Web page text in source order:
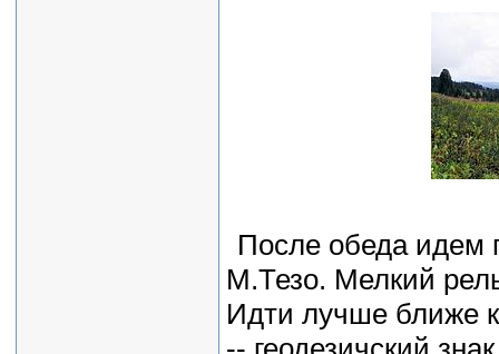
После обеда идем
М.Тезо. Мелкий
Идти лучше ближе